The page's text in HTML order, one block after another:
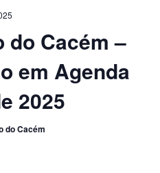
do Cacém –
em Agenda
2025
do Cacém